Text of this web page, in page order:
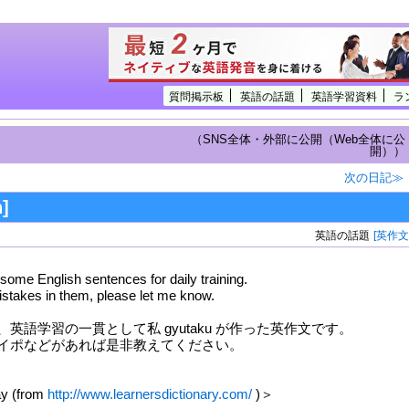
質問掲示板 英語の話題 英語学習資料 ラ
（SNS全体・外部に公開（Web全体に公
開））
次の日記≫
英語の話題 [英作
English sentences for daily training.
in them, please let me know.
英語学習の一貫として私 gyutaku が作った英作文です。
ポなどがあれば是非教えてください。
(from http://www.learnersdictionary.com/)＞